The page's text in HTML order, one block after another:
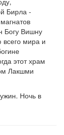
Бирла -
Богу Вишну
мира и
этот храм
Лакшми
Ночь в